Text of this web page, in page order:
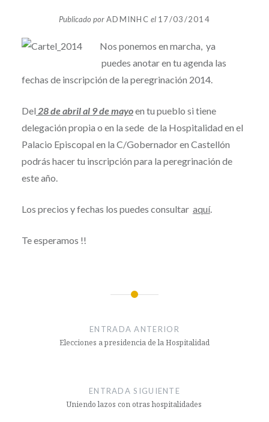
Publicado porADMINHC el 17/03/2014
Nos ponemos en marcha, ya
puedes anotar en tu agenda las
fechas de inscripción de la peregrinación 2014.
Del 28 de abril al 9 de mayoen tu pueblo si tiene
delegación propia o en la sede de la Hospitalidad en el
Palacio Episcopal en la C/Gobernador en Castellón
podrás hacer tu inscripción para la peregrinación de
este año.
Los precios y fechas los puedes consultar aquí.
Te esperamos !!
entradas
ENTRADA ANTERIOR
Elecciones a presidencia de la Hospitalidad
ENTRADA SIGUIENTE
Uniendo lazos con otras hospitalidades